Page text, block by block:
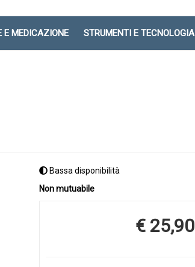
E MEDICAZIONE STRUMENTI E TECNOLOGIA
Bassa disponibilità
Non mutuabile
Prezzo
€ 25,90